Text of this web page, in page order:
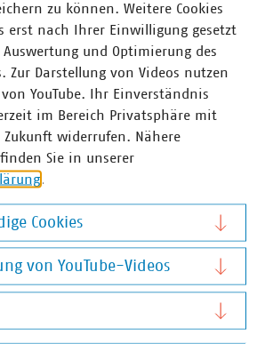
der Bundesregierung: Carsten Schneider MdB,
Klimaschutz, Naturschutz und nukleare Sicherheit
Vizepräsidenten Carsten Liedtke, Karsten Specht und
zu können. Weitere Cookies
erst nach Ihrer Einwilligung gesetzt
und Optimierung des
Zur Darstellung von Videos nutzen
YouTube. Ihr Einverständnis
im Bereich Privatsphäre mit
widerrufen. Nähere
Sie in unserer
Cookies
Cookies
von YouTube-Videos
YouTube-Videos